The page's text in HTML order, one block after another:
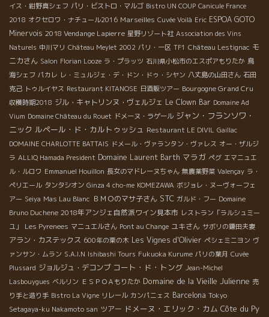
イス・紺野真シェフ パリ・ビストロ・マルゴ Bistro UN COUP Canicule France
2018 オクセロワ・ナチュール2016 Marseilles Cuvée Voilà Eric ESPOA GOTO
Minervois 2018 Vendange Lapierre 星野リゾート社 Association des Vins
Naturels 中川マリ Château Meylet 2002 パリ・一区 TF1 Château Lestignac モ
ニカさん Salon Florian Looze ラ・プラッツ 石川県小松市のエスポアもりたか 鳥
海シェフ パカレ レ・ミュルジェ・デ・ドン・ドゥ・シヤン 八丈島の山田さん 石田
克己 トゥルイヤス Restaurant KITANOSE 日酒販ツアー Bourgogne Grand Cru
収穫時期2018 ジル・キャトリンヌ・ヴェルジェ Le Clown Bar Domaine Ad
Vium Domaine Château du Rouet ドメーヌ・ラゲール ジャン・フランソワ・
ニック ルペール・ド・カルトゥッシュ Restaurant LE DIVIL Gaillac
DOMAINE CHARLOTTE BATTAIS ドメール・ヴァランタン・ヴァレス オー・ザルジ
ラ ALLIQ Hamada President Domaine Laurent Barth マラガ ペグ エマニュエ
ル・ルロワ Emmanuel Houillon 長女のマドレーヌちゃん 無農薬野菜 Valençay ラ・
ペリエール タンタシオン Ginza 4 cho-me KOMEZAWA ボジョレ・ヌーヴォーフェ
アー Seiya Mas Lau Blanc ＢＭＯのマサ子さん STC ガルド・フー Domaine
Bruno Duchene 2018年アンジェ自然派ワイン見本市 レストラン「ラルシュミー
ユ」
Les Pyrenees マニュエルさん Pont au Change ユキさん サボリの鎌田夫妻
アラン・カステックス 600年の栗の木 Les Vignes d'Olivier ペシェミニヨン ヴ
ァンサン・ムラン S.A.I.N Ishibashi Tours Fukuoka Kurume パリの葉月 Cuvée
Plussard ジョルジュ・デコンブ コート・ド・トング Jean-Michel
Lasbouygues ベルリン ＥＳＰＯＡもりたか Domaine de la Vieille Julienne 売
り手と造り手 Bistro La Vigne リレール カンパニェス Barcelona Tokyo
Setagaya-ku Nakamoto san ツアー ドメーヌ・エリック・カム Côte du Py